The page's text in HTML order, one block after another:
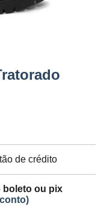
de crédito
boleto ou pix